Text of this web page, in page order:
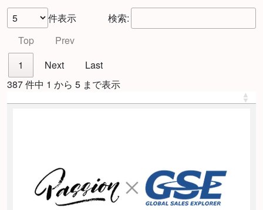
件表示
検索:
Top
Prev
1
Next
Last
387 件中 1 から 5 まで表示